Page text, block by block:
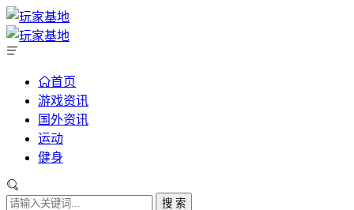
首页
游戏资讯
国外资讯
运动
健身
搜 索